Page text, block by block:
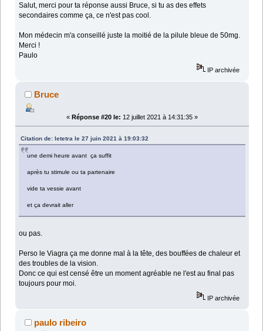
Salut, merci pour ta réponse aussi Bruce, si tu as des effets
secondaires comme ça, ce n'est pas cool.
Mon médecin m'a conseillé juste la moitié de la pilule bleue de 50mg.
Merci !
Paulo
IP archivée
Bruce
« Réponse #20 le: 12 juillet 2021 à 14:31:35 »
Citation de: letetra le 27 juin 2021 à 19:03:32
une demi heure avant ça suffit
après tu stimule ou ta partenaire
vide ta vessie avant
et ça devrait aller
ou pas.
Perso le Viagra ça me donne mal à la tête, des bouffées de chaleur et
des troubles de la vision.
Donc ce qui est censé être un moment agréable ne l'est au final pas
toujours pour moi.
IP archivée
paulo ribeiro